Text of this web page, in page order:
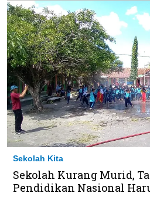
Sekolah Kita
Sekolah Kurang Murid,
Pendidikan Nasional